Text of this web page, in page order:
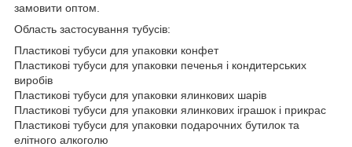
замовити оптом.
Область застосування тубусів:
Пластикові тубуси для упаковки конфет
Пластикові тубуси для упаковки печенья і кондитерських
виробів
Пластикові тубуси для упаковки ялинкових шарів
Пластикові тубуси для упаковки ялинкових іграшок і прикрас
Пластикові тубуси для упаковки подарочних бутилок та
елітного алкоголю